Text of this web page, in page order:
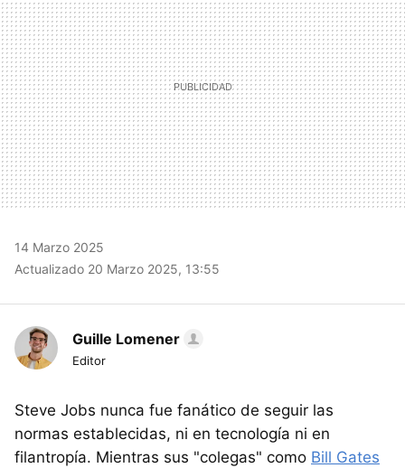
14 Marzo 2025
Actualizado 20 Marzo 2025, 13:55
Guille Lomener
Editor
Steve Jobs nunca fue fanático de seguir las
normas establecidas, ni en tecnología ni en
filantropía. Mientras sus "colegas" como Bill Gates